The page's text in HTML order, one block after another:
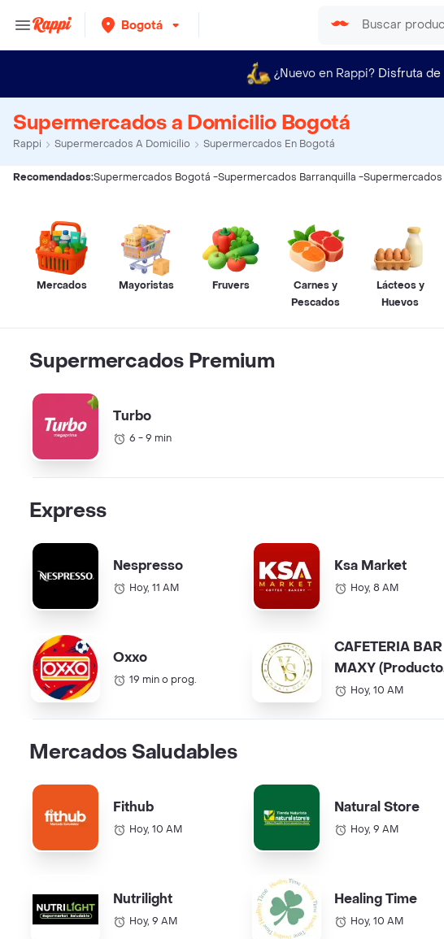
Bogotá
¿Nuevo en Rappi? Disfruta de
Supermercados a Domicilio Bogotá
Rappi Supermercados A Domicilio Supermercados En Bogotá
Recomendados:Supermercados Bogotá -Supermercados Barranquilla -Supermercados
Mercados Mayoristas Fruvers
Carnes y
Pescados
Lácteos y
Huevos
Supermercados Premium
Turbo
6 - 9 min
Express
Nespresso
Hoy, 11 AM
Oxxo
19 min o prog.
Ksa Market
Hoy, 8 AM
CAFETERIA BAR
MAXY
COL.).Hoy, 10 AM
Mercados Saludables
Fithub
Hoy, 10 AM
Nutrilight
Hoy, 9 AM
Natural Store
Hoy, 9 AM
Healing Time
Hoy, 10 AM